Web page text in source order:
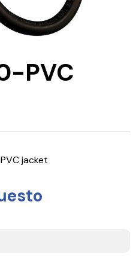
PVC
jacket